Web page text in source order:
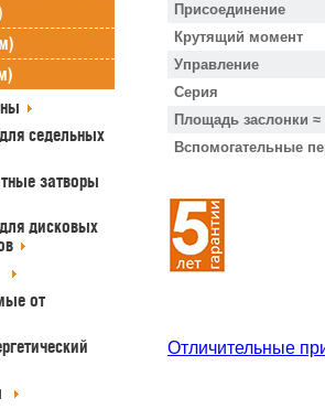
седельных
затворы
дисковых
от
Присоединение
Крутящий момент
Управление
Серия
Площадь заслонки ≈
Вспомогательные
Отличительные